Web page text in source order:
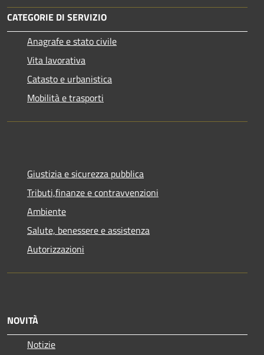
CATEGORIE DI SERVIZIO
Anagrafe e stato civile
Vita lavorativa
Catasto e urbanistica
Mobilità e trasporti
Giustizia e sicurezza pubblica
Tributi,finanze e contravvenzioni
Ambiente
Salute, benessere e assistenza
Autorizzazioni
NOVITÀ
Notizie